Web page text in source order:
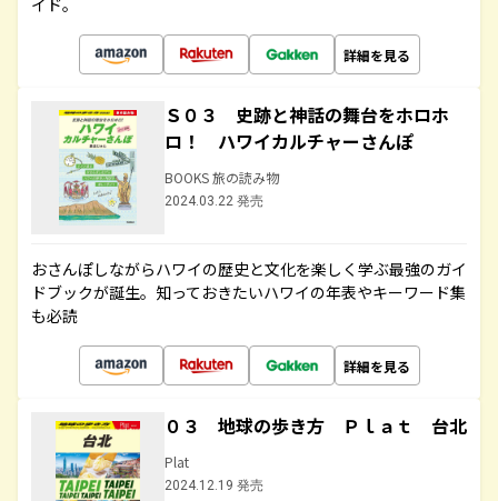
イド。
詳細を見る
Ｓ０３ 史跡と神話の舞台をホロホ
ロ！ ハワイカルチャーさんぽ
BOOKS 旅の読み物
2024.03.22 発売
おさんぽしながらハワイの歴史と文化を楽しく学ぶ最強のガイ
ドブックが誕生。知っておきたいハワイの年表やキーワード集
も必読
詳細を見る
０３ 地球の歩き方 Ｐｌａｔ 台北
Plat
2024.12.19 発売